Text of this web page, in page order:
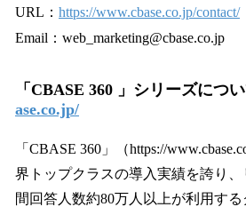
URL： https://www.cbase.co.jp/contact/
Email：web_marketing@cbase.co.jp
「CBASE 360 」シリーズにつ
ase.co.jp/
「CBASE 360」（https://
界トップクラスの導入実績を誇り
間回答人数約80万人以上が利用す